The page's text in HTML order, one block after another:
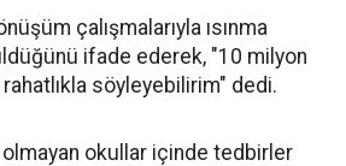
çalışmalarıyla ısınma
ifade ederek, "10 milyon
rahatlıkla söyleyebilirim" dedi.
olmayan okullar içinde tedbirler